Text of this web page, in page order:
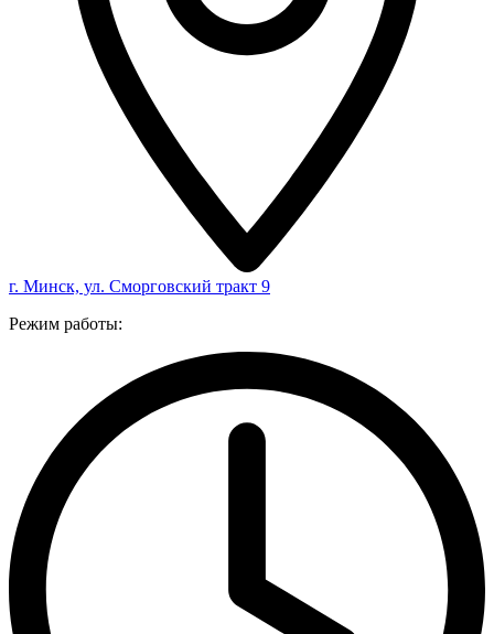
г. Минск, ул. Сморговский тракт 9
Режим работы: